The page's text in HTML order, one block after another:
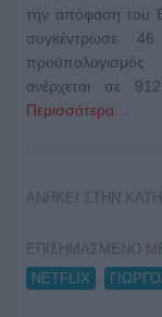
την απόφαση του
συγκέντρωσε
ανέρχεται σε
Περισσότερα...
ΑΝΗΚΕΙ ΣΤΗΝ
ΕΠΙΣΗΜΑΣΜΕΝΟ
NETFLIX